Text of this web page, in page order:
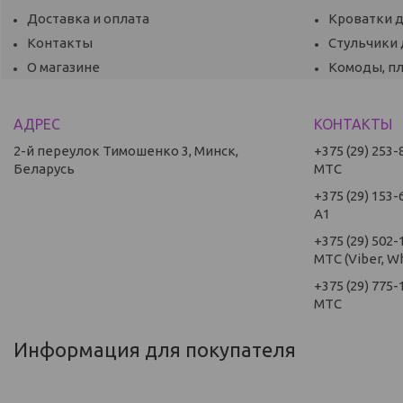
Доставка и оплата
Контакты
О магазине
Кроватки
Стульчики
Комоды,
2-й переулок Тимошенко 3, Минск,
Беларусь
+375 (29) 253-
МТС
+375 (29) 153-
А1
+375 (29) 502-
МТС (Viber,
+375 (29) 775-
МТС
Информация для покупателя